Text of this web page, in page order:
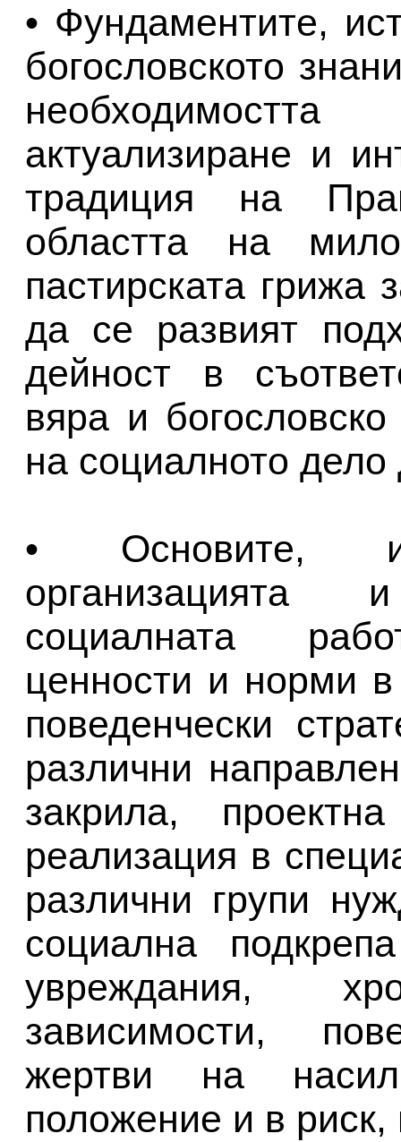
• Фундаментите,
богословското
актуализиране и
традиция на
областта на
пастирската
да се развият
дейност в
вяра и
на социалното дело
• Основите,
социалната
ценности и норми
поведенчески
различни
закрила,
реализация в
различни групи
социална
увреждания,
зависимости,
жертви на
положение и в риск,